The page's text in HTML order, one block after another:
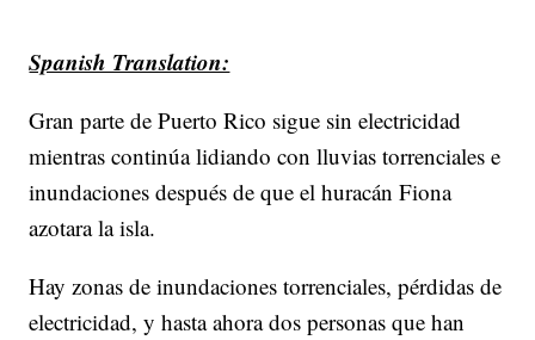
Spanish Translation:
Gran parte de Puerto Rico sigue sin electricidad
mientras continúa lidiando con lluvias torrenciales e
inundaciones después de que el huracán Fiona
azotara la isla.
Hay zonas de inundaciones torrenciales, pérdidas de
electricidad, y hasta ahora dos personas que han